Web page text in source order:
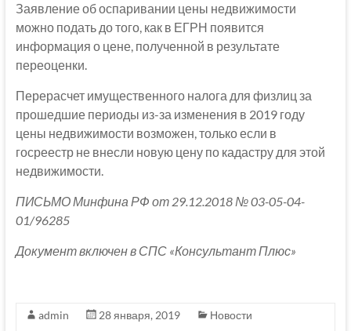
Заявление об оспаривании цены недвижимости
можно подать до того, как в ЕГРН появится
информация о цене, полученной в результате
переоценки.
Перерасчет имущественного налога для физлиц за
прошедшие периоды из-за изменения в 2019 году
цены недвижимости возможен, только если в
госреестр не внесли новую цену по кадастру для этой
недвижимости.
ПИСЬМО Минфина РФ от 29.12.2018 № 03-05-04-
01/96285
Документ включен в СПС «Консультант Плюс»
admin 28 января, 2019
Новости